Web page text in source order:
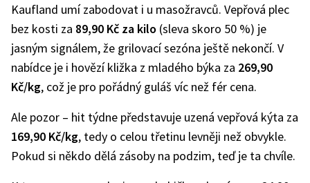
Kaufland umí zabodovat i u masožravců. Vepřová plec
bez kosti za 89,90 Kč za kilo (sleva skoro 50 %) je
jasným signálem, že grilovací sezóna ještě nekončí. V
nabídce je i hovězí kližka z mladého býka za 269,90
Kč/kg, což je pro pořádný guláš víc než fér cena.
Ale pozor – hit týdne představuje uzená vepřová kýta za
169,90 Kč/kg, tedy o celou třetinu levněji než obvykle.
Pokud si někdo dělá zásoby na podzim, teď je ta chvíle.